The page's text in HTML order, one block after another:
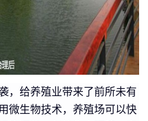
，给养殖业带来了前所未有
微生物技术，养殖场可以快